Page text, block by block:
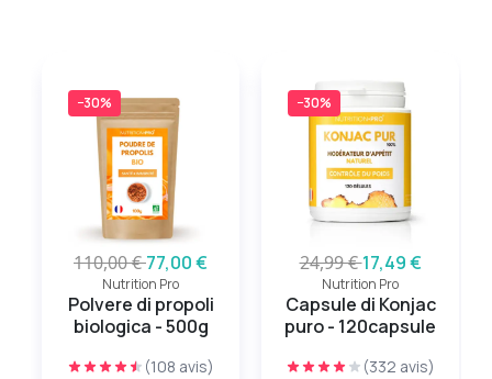
−30%
110,00 €77,00 €
Nutrition Pro
Polvere di propoli
biologica - 500g
(108 avis)
−30%
24,99 €17,49 €
Nutrition Pro
Capsule di Konjac
puro - 120capsule
(332 avis)